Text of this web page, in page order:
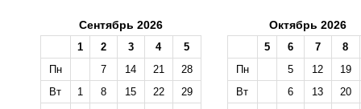
Сентябрь 2026
1 2 3 4
5
Пн
7 14 21
28
Вт
1 8 15 22
29
Октябрь 2026
5 6 7
8
Пн
5 12
19
Вт
6 13
20